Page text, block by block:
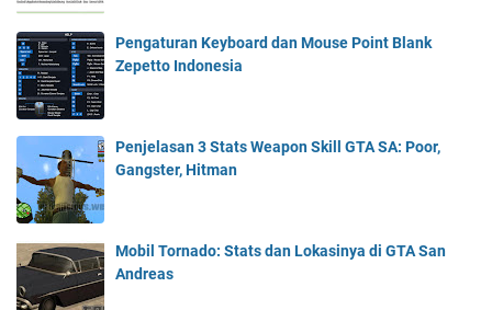
Pengaturan Keyboard dan Mouse Point Blank
Zepetto Indonesia
Penjelasan 3 Stats Weapon Skill GTA SA: Poor,
Gangster, Hitman
Mobil Tornado: Stats dan Lokasinya di GTA San
Andreas